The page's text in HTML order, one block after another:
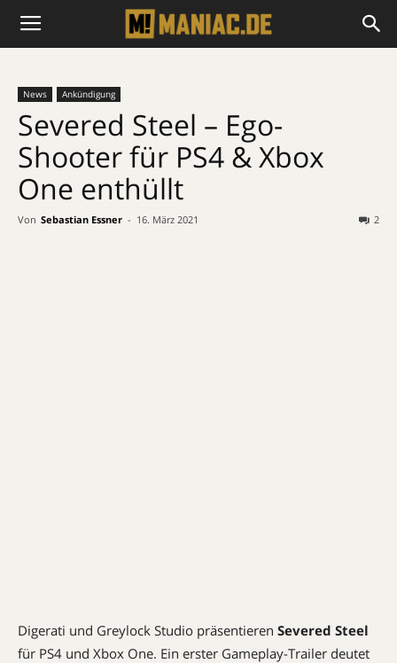
News Ankündigung
Severed Steel – Ego-
Shooter für PS4 & Xbox
One enthüllt
Von Sebastian Essner - 16. März 2021 2
Digerati und Greylock Studio präsentieren Severed Steel
für PS4 und Xbox One. Ein erster Gameplay-Trailer deutet